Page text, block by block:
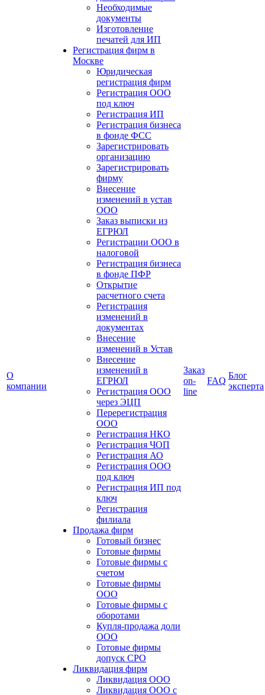
О
компании
Необходимые
документы
Изготовление
печатей для ИП
Регистрация фирм в
Москве
Юридическая
регистрация фирм
Регистрация ООО
под ключ
Регистрация ИП
Регистрация бизнеса
в фонде ФСС
Зарегистрировать
организацию
Зарегистрировать
фирму
Внесение
изменений в устав
ООО
Заказ выписки из
ЕГРЮЛ
Регистрации ООО в
налоговой
Регистрация бизнеса
в фонде ПФР
Открытие
расчетного счета
Регистрация
изменений в
документах
Внесение
изменений в Устав
Внесение
изменений в
ЕГРЮЛ
Регистрация ООО
через ЭЦП
Перерегистрация
ООО
Регистрация НКО
Регистрация ЧОП
Регистрация АО
Регистрация ООО
под ключ
Регистрация ИП под
ключ
Регистрация
филиала
Продажа фирм
Готовый бизнес
Готовые фирмы
Готовые фирмы с
счетом
Готовые фирмы
OOO
Готовые фирмы с
оборотами
Купля-продажа доли
ООО
Готовые фирмы
допуск СРО
Ликвидация фирм
Ликвидация ООО
Ликвидация ООО с
Заказ
on-
line
FAQ
Блог
эксперта